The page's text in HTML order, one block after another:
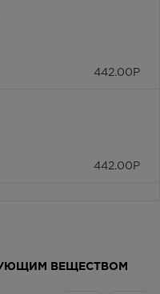
442.00 Р
442.00 Р
ВЕЩЕСТВОМ